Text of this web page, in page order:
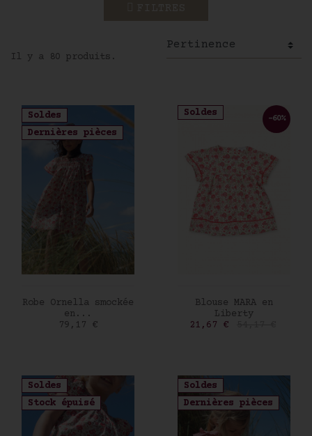
Il y a 80 produits.
Soldes
Dernières pièces
AJOUTER AU PANIER
Robe Ornella smockée
en...
Prix
79,17 €
Soldes
AJOUTER AU PANIER
Blouse MARA en
Liberty
Prix
21,67 €
-60%
Soldes
Stock épuisé
Soldes
Dernières pièces